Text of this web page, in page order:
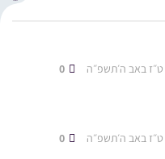
ט״ז באב ה׳תשפ״ה
ט״ז באב ה׳תשפ״ה